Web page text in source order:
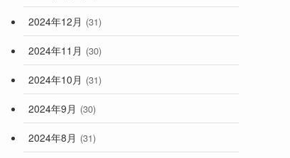
2024年12月 (31)
2024年11月 (30)
2024年10月 (31)
2024年9月 (30)
2024年8月 (31)